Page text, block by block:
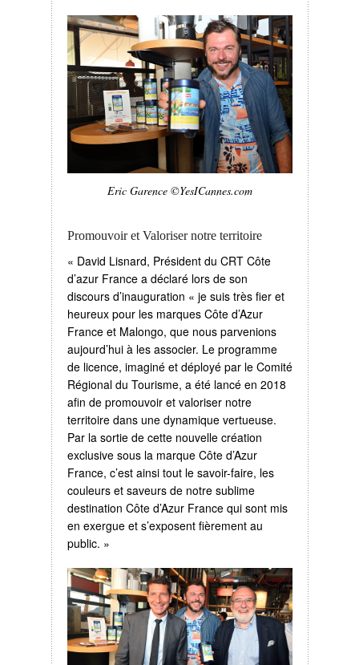
Eric Garence ©YesICannes.com
Promouvoir et Valoriser notre territoire
« David Lisnard, Président du CRT Côte
d’azur France a déclaré lors de son
discours d’inauguration « je suis très fier et
heureux pour les marques Côte d’Azur
France et Malongo, que nous parvenions
aujourd’hui à les associer. Le programme
de licence, imaginé et déployé par le Comité
Régional du Tourisme, a été lancé en 2018
afin de promouvoir et valoriser notre
territoire dans une dynamique vertueuse.
Par la sortie de cette nouvelle création
exclusive sous la marque Côte d’Azur
France, c’est ainsi tout le savoir-faire, les
couleurs et saveurs de notre sublime
destination Côte d’Azur France qui sont mis
en exergue et s’exposent fièrement au
public. »